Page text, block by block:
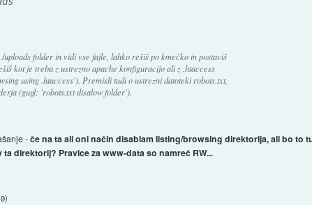
folder in vidi vse fajle, lahko rešiš po kmečko in postaviš
kot je treba z ustrezno apache konfiguracijo ali z .htaccess
using .htaccess'). Premisli tudi o ustrezni datoteki robots.txt,
(gugl: 'robots.txt disalow folder').
-če na ta ali oni način disablam listing/browsing direktorija, ali bo to
direktorij? Pravice za www-data so namreč RW...
)